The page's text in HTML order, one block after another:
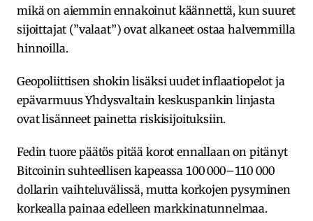
mikä on aiemmin ennakoinut käännettä, kun suuret
sijoittajat (”valaat”) ovat alkaneet ostaa halvemmilla
hinnoilla.
Geopoliittisen shokin lisäksi uudet inflaatiopelot ja
epävarmuus Yhdysvaltain keskuspankin linjasta
ovat lisänneet painetta riskisijoituksiin.
Fedin tuore päätös pitää korot ennallaan on pitänyt
Bitcoinin suhteellisen kapeassa 100 000–110 000
dollarin vaihteluvälissä, mutta korkojen pysyminen
korkealla painaa edelleen markkinatunnelmaa.